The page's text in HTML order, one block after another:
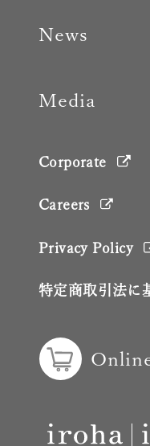
News
Media
Corporate
Careers
Privacy Policy
特定商取引法に